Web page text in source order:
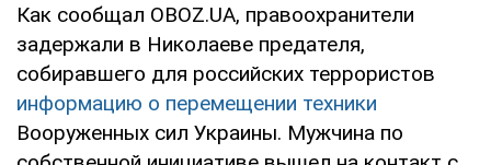
Как сообщал OBOZ.UA, правоохранители
задержали в Николаеве предателя,
собиравшего для российских террористов
информацию о перемещении техники
Вооруженных сил Украины. Мужчина по